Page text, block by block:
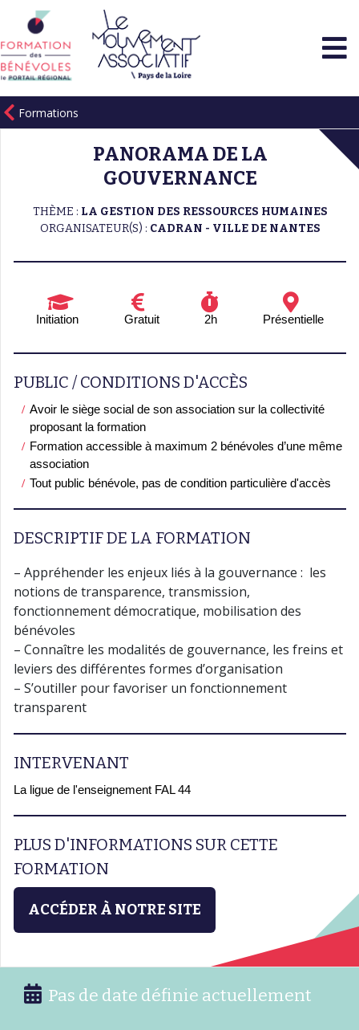
Formations
PANORAMA DE LA
GOUVERNANCE
THÈME : LA GESTION DES RESSOURCES HUMAINES
ORGANISATEUR(S) : CADRAN - VILLE DE NANTES
Initiation Gratuit 2h Présentielle
PUBLIC / CONDITIONS D'ACCÈS
Avoir le siège social de son association sur la collectivité
proposant la formation
Formation accessible à maximum 2 bénévoles d’une même
association
Tout public bénévole, pas de condition particulière d'accès
DESCRIPTIF DE LA FORMATION
– Appréhender les enjeux liés à la gouvernance : les
notions de transparence, transmission,
fonctionnement démocratique, mobilisation des
bénévoles
– Connaître les modalités de gouvernance, les freins et
leviers des différentes formes d’organisation
– S’outiller pour favoriser un fonctionnement
transparent
INTERVENANT
La ligue de l'enseignement FAL 44
PLUS D'INFORMATIONS SUR CETTE
FORMATION
ACCÉDER À NOTRE SITE
Pas de date définie actuellement